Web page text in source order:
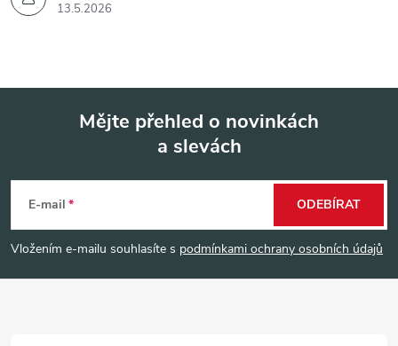
13.5.2026
p
Mějte přehled o novinkách
a slevách
E-mail
Vložením e-mailu souhlasíte s podmínkami ochrany osobních údajů
ODEBÍRAT